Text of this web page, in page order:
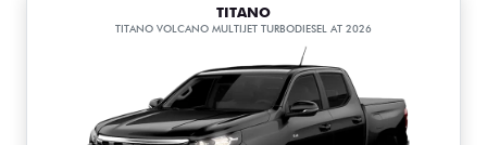
TITANO
TITANO VOLCANO MULTIJET TURBODIESEL AT 2026